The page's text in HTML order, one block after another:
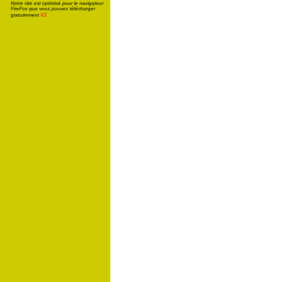
Notre site est optimisé pour le navigateur
FireFox que vous pouvez télécharger
gratuitement ici